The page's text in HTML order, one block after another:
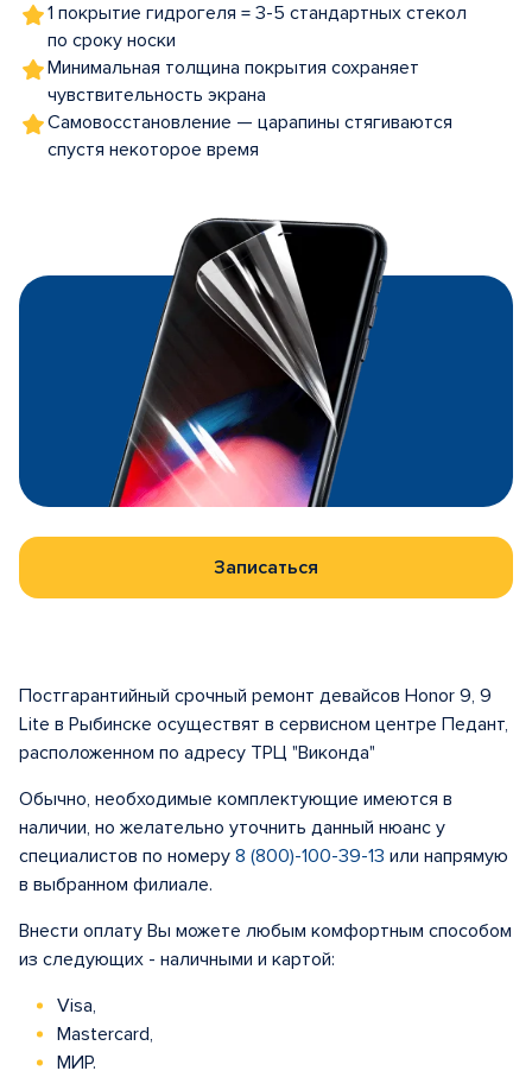
1 покрытие гидрогеля = 3-5 стандартных стекол
по сроку носки
Минимальная толщина покрытия сохраняет
чувствительность экрана
Самовосстановление — царапины стягиваются
спустя некоторое время
Записаться
Постгарантийный срочный ремонт девайсов Honor 9, 9
Lite в Рыбинске осуществят в сервисном центре Педант,
расположенном по адресу ТРЦ "Виконда"
Обычно, необходимые комплектующие имеются в
наличии, но желательно уточнить данный нюанс у
специалистов по номеру 8 (800)-100-39-13 или напрямую
в выбранном филиале.
Внести оплату Вы можете любым комфортным способом
из следующих - наличными и картой:
Visa,
Mastercard,
МИР.